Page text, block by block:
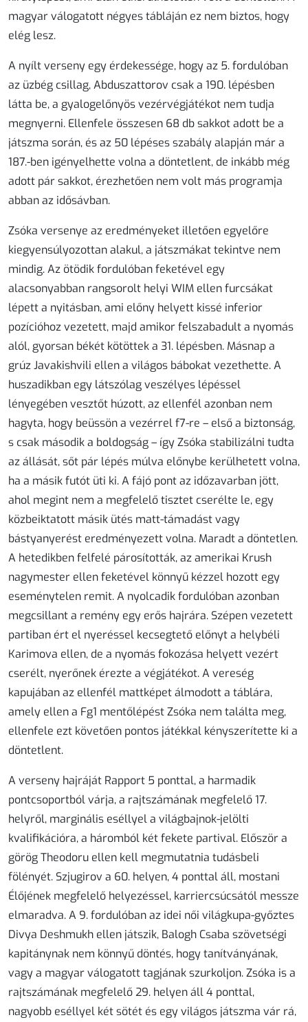
magyar válogatott négyes tábláján ez nem biztos, hogy
elég lesz.
A nyílt verseny egy érdekessége, hogy az 5. fordulóban
az üzbég csillag, Abduszattorov csak a 190. lépésben
látta be, a gyalogelőnyös vezérvégjátékot nem tudja
megnyerni. Ellenfele összesen 68 db sakkot adott be a
játszma során, és az 50 lépéses szabály alapján már a
187.-ben igényelhette volna a döntetlent, de inkább még
adott pár sakkot, érezhetően nem volt más programja
abban az idősávban.
Zsóka versenye az eredményeket illetően egyelőre
kiegyensúlyozottan alakul, a játszmákat tekintve nem
mindig. Az ötödik fordulóban feketével egy
alacsonyabban rangsorolt helyi WIM ellen furcsákat
lépett a nyitásban, ami előny helyett kissé inferior
pozícióhoz vezetett, majd amikor felszabadult a nyomás
alól, gyorsan békét kötöttek a 31. lépésben. Másnap a
grúz Javakishvili ellen a világos bábokat vezethette. A
huszadikban egy látszólag veszélyes lépéssel
lényegében vesztőt húzott, az ellenfél azonban nem
hagyta, hogy beüssön a vezérrel f7-re – első a biztonság,
s csak második a boldogság – így Zsóka stabilizálni tudta
az állását, sőt pár lépés múlva előnybe kerülhetett volna,
ha a másik futót üti ki. A fájó pont az időzavarban jött,
ahol megint nem a megfelelő tisztet cserélte le, egy
közbeiktatott másik ütés matt-támadást vagy
bástyanyerést eredményezett volna. Maradt a döntetlen.
A hetedikben felfelé párosították, az amerikai Krush
nagymester ellen feketével könnyű kézzel hozott egy
eseménytelen remit. A nyolcadik fordulóban azonban
megcsillant a remény egy erős hajrára. Szépen vezetett
partiban ért el nyeréssel kecsegtető előnyt a helybéli
Karimova ellen, de a nyomás fokozása helyett vezért
cserélt, nyerőnek érezte a végjátékot. A vereség
kapujában az ellenfél mattképet álmodott a táblára,
amely ellen a Fg1 mentőlépést Zsóka nem találta meg,
ellenfele ezt követően pontos játékkal kényszerítette ki a
döntetlent.
A verseny hajráját Rapport 5 ponttal, a harmadik
pontcsoportból várja, a rajtszámának megfelelő 17.
helyről, marginális eséllyel a világbajnok-jelölti
kvalifikációra, a háromból két fekete partival. Először a
görög Theodoru ellen kell megmutatnia tudásbeli
fölényét. Szjugirov a 60. helyen, 4 ponttal áll, mostani
Élőjének megfelelő helyezéssel, karriercsúcsától messze
elmaradva. A 9. fordulóban az idei női világkupa-győztes
Divya Deshmukh ellen játszik, Balogh Csaba szövetségi
kapitánynak nem könnyű döntés, hogy tanítványának,
vagy a magyar válogatott tagjának szurkoljon. Zsóka is a
rajtszámának megfelelő 29. helyen áll 4 ponttal,
nagyobb eséllyel két sötét és egy világos játszma vár rá,